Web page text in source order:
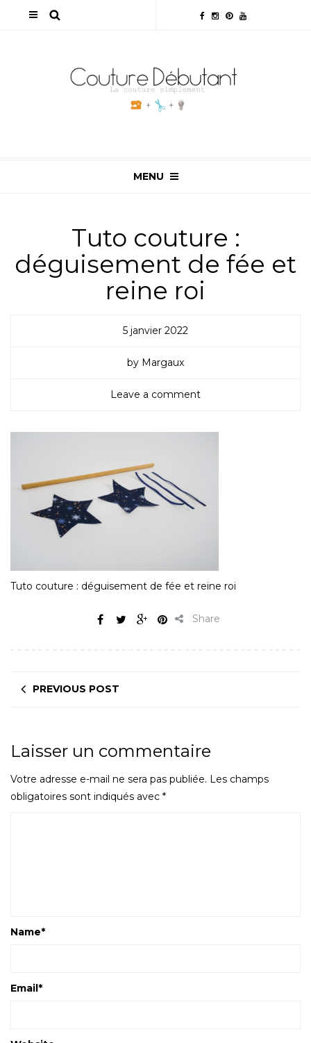
MENU
Tuto couture :
déguisement de fée et
reine roi
5 janvier 2022
by Margaux
Leave a comment
Tuto couture : déguisement de fée et reine roi
Share
PREVIOUS POST
Laisser un commentaire
Votre adresse e-mail ne sera pas publiée. Les champs
obligatoires sont indiqués avec *
Name*
Email*